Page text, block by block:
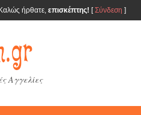
Καλώς ήρθατε, επισκέπτης! [Σύνδεση ]
Αγγελίες